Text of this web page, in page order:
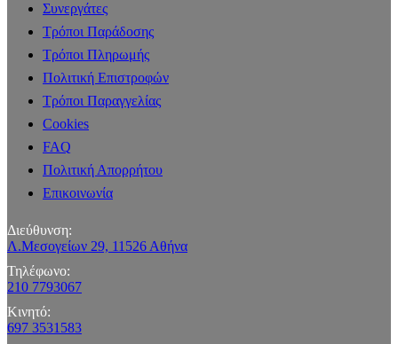
Συνεργάτες
Τρόποι Παράδοσης
Τρόποι Πληρωμής
Πολιτική Επιστροφών
Τρόποι Παραγγελίας
Cookies
FAQ
Πολιτική Απορρήτου
Επικοινωνία
Διεύθυνση:
Λ.Μεσογείων 29, 11526 Αθήνα
Τηλέφωνο:
210 7793067
Κινητό:
697 3531583